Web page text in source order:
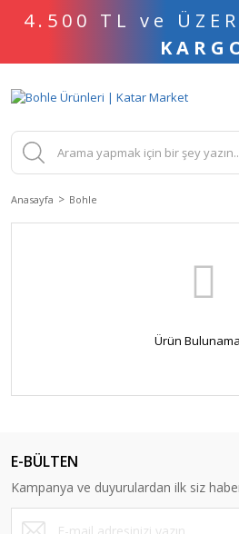
4.500 TL ve
Anasayfa Bohle
Ürün
E-BÜLTEN
Kampanya ve duyurulardan ilk siz